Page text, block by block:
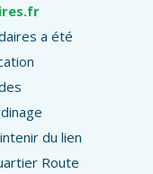
a été
du lien
Route